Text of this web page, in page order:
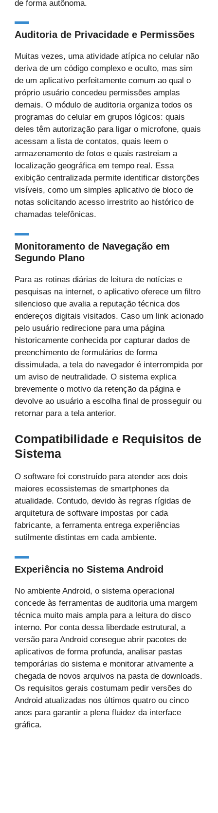
de forma autônoma.
Auditoria de Privacidade e Permissões
Muitas vezes, uma atividade atípica no celular não
deriva de um código complexo e oculto, mas sim
de um aplicativo perfeitamente comum ao qual o
próprio usuário concedeu permissões amplas
demais. O módulo de auditoria organiza todos os
programas do celular em grupos lógicos: quais
deles têm autorização para ligar o microfone, quais
acessam a lista de contatos, quais leem o
armazenamento de fotos e quais rastreiam a
localização geográfica em tempo real. Essa
exibição centralizada permite identificar distorções
visíveis, como um simples aplicativo de bloco de
notas solicitando acesso irrestrito ao histórico de
chamadas telefônicas.
Monitoramento de Navegação em
Segundo Plano
Para as rotinas diárias de leitura de notícias e
pesquisas na internet, o aplicativo oferece um filtro
silencioso que avalia a reputação técnica dos
endereços digitais visitados. Caso um link acionado
pelo usuário redirecione para uma página
historicamente conhecida por capturar dados de
preenchimento de formulários de forma
dissimulada, a tela do navegador é interrompida por
um aviso de neutralidade. O sistema explica
brevemente o motivo da retenção da página e
devolve ao usuário a escolha final de prosseguir ou
retornar para a tela anterior.
Compatibilidade e Requisitos de
Sistema
O software foi construído para atender aos dois
maiores ecossistemas de smartphones da
atualidade. Contudo, devido às regras rígidas de
arquitetura de software impostas por cada
fabricante, a ferramenta entrega experiências
sutilmente distintas em cada ambiente.
Experiência no Sistema Android
No ambiente Android, o sistema operacional
concede às ferramentas de auditoria uma margem
técnica muito mais ampla para a leitura do disco
interno. Por conta dessa liberdade estrutural, a
versão para Android consegue abrir pacotes de
aplicativos de forma profunda, analisar pastas
temporárias do sistema e monitorar ativamente a
chegada de novos arquivos na pasta de downloads.
Os requisitos gerais costumam pedir versões do
Android atualizadas nos últimos quatro ou cinco
anos para garantir a plena fluidez da interface
gráfica.